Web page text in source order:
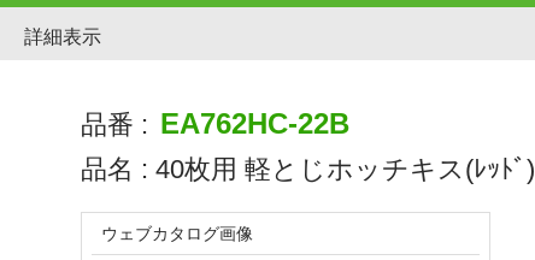
詳細表示
品番 : EA762HC-22B
品名 :40枚用 軽とじホッチキス(ﾚｯﾄﾞ)
ウェブカタログ画像